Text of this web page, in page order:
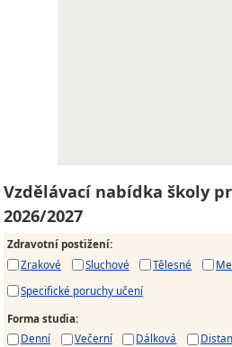
Vzdělávací nabídka školy
2026/2027
Zdravotní postižení:
Zrakové
Sluchové Tělesné
Specifické poruchy učení
Forma studia:
Denní
Večerní Dálková